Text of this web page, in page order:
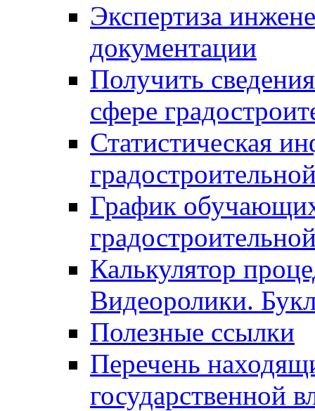
Экспертиза
документации
Получить
сфере
Статистическая
График
Калькулятор
Видеоролики.
Полезные ссылки
Перечень
государственной